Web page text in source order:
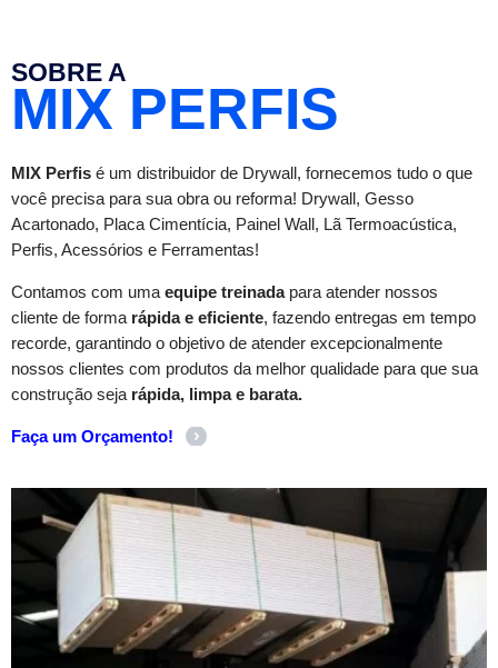
SOBRE A
MIX PERFIS
MIX Perfis é um distribuidor de Drywall, fornecemos tudo o que
você precisa para sua obra ou reforma! Drywall, Gesso
Acartonado, Placa Cimentícia, Painel Wall, Lã Termoacústica,
Perfis, Acessórios e Ferramentas!
Contamos com uma equipe treinadapara atender nossos
cliente de forma rápida e eficiente, fazendo entregas em tempo
recorde, garantindo o objetivo de atender excepcionalmente
nossos clientes com produtos da melhor qualidade para que sua
construção seja rápida, limpa e barata.
Faça um Orçamento!